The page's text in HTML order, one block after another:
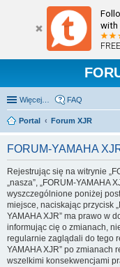
with
Więcej… FAQ
Portal
Forum XJR
FORUM-YAMAHA
Rejestrując się na witrynie
„nasza”, „FORUM-YAMAHA
wyszczególnione poniżej
miejsce, naciskając przycisk
YAMAHA XJR” ma prawo w
informując cię o zmianach,
regularnie zaglądali do tego
YAMAHA XJR” po zmianach
wszelkimi konsekwencjami